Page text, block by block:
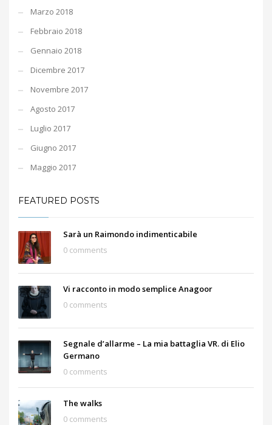
Marzo 2018
Febbraio 2018
Gennaio 2018
Dicembre 2017
Novembre 2017
Agosto 2017
Luglio 2017
Giugno 2017
Maggio 2017
FEATURED POSTS
Sarà un Raimondo indimenticabile
0 comments
Vi racconto in modo semplice Anagoor
0 comments
Segnale d’allarme – La mia battaglia VR. di Elio
Germano
0 comments
The walks
0 comments